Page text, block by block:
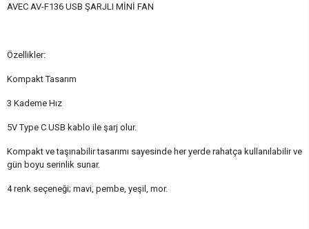
AVEC AV-F136 USB ŞARJLI MİNİ FAN
Özellikler:
Kompakt Tasarım
3 Kademe Hız
5V Type C USB kablo ile şarj olur.
Kompakt ve taşınabilir tasarımı sayesinde her yerde rahatça kullanılabilir ve
gün boyu serinlik sunar.
4 renk seçeneği; mavi, pembe, yeşil, mor.